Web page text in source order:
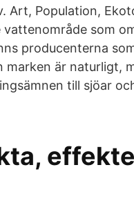
Art, Population,
som
producenterna
är naturligt,
till sjöar